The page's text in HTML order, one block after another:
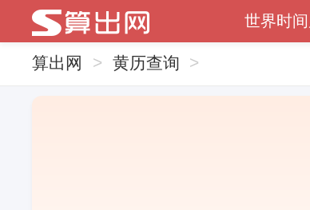
世界时间
算出网 > 黄历查询 >